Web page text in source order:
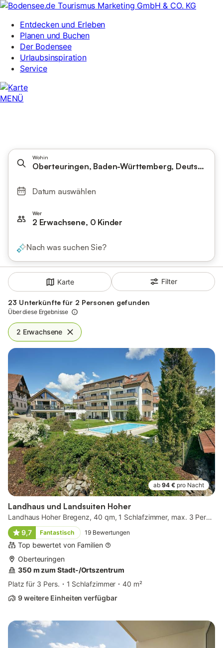
Wohin
Oberteuringen, Baden-Württemberg,
Datum auswählen
Wer
2 Erwachsene, 0 Kinder
Nach was suchen Sie?
Karte Filter
23 Unterkünfte für 2 Personen gefunden
Über diese Ergebnisse
2 Erwachsene
ab 94 € pro Nacht
Landhaus und Landsuiten Hoher
Landhaus Hoher Bregenz, 40 qm, 1 Schlafzimmer, max. 3 Personen
9,7
Fantastisch 19 Bewertungen
Top bewertet von Familien
Oberteuringen
350 m zum Stadt-/Ortszentrum
Platz für 3 Pers.
1 Schlafzimmer
40 m²
9 weitere Einheiten verfügbar